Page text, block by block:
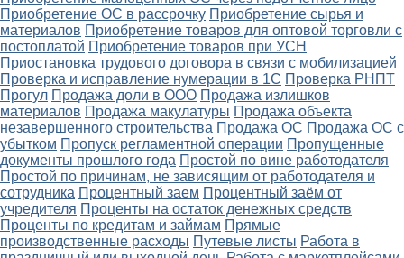
Приобретение ОС в рассрочку Приобретение сырья и
материалов Приобретение товаров для оптовой торговли с
постоплатой Приобретение товаров при УСН
Приостановка трудового договора в связи с мобилизацией
Проверка и исправление нумерации в 1С Проверка РНПТ
Прогул Продажа доли в ООО Продажа излишков
материалов Продажа макулатуры Продажа объекта
незавершенного строительства Продажа ОС Продажа ОС с
убытком Пропуск регламентной операции Пропущенные
документы прошлого года Простой по вине работодателя
Простой по причинам, не зависящим от работодателя и
сотрудника Процентный заем Процентный заём от
учредителя Проценты на остаток денежных средств
Проценты по кредитам и займам Прямые
производственные расходы Путевые листы Работа в